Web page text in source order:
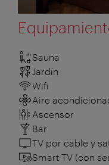
Sauna
Jardín
Wifi
Aire
Ascensor
Bar
TV por cable y
Smart TV (con